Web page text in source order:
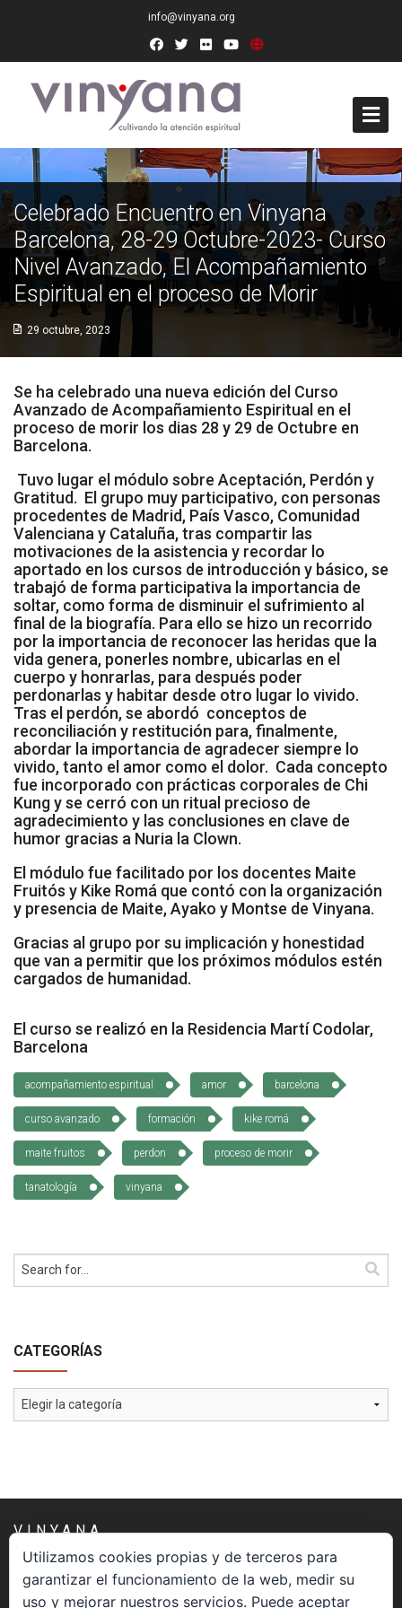
info@vinyana.org
Acceso
Conócenos
Socios Fundadores
Junta Directiva
Presidencia de Honor
Socios de Número
Colaboramos con
Formaciones
Nuestra propuesta de formación
Realizadas
Acompañamiento
Noticias
Vídeos
Contacto
Cómo Colaborar
Celebrado Encuentro en Vinyana
Barcelona, 28-29 Octubre-2023- Curso
Nivel Avanzado, El Acompañamiento
Espiritual en el proceso de Morir
29 octubre, 2023
Se ha celebrado una nueva edición del Curso
Avanzado de Acompañamiento Espiritual en el
proceso de morir los dias 28 y 29 de Octubre en
Barcelona.
Tuvo lugar el módulo sobre Aceptación, Perdón y
Gratitud. El grupo muy participativo, con personas
procedentes de Madrid, País Vasco, Comunidad
Valenciana y Cataluña, tras compartir las
motivaciones de la asistencia y recordar lo
aportado en los cursos de introducción y básico, se
trabajó de forma participativa la importancia de
soltar, como forma de disminuir el sufrimiento al
final de la biografía. Para ello se hizo un recorrido
por la importancia de reconocer las heridas que la
vida genera, ponerles nombre, ubicarlas en el
cuerpo y honrarlas, para después poder
perdonarlas y habitar desde otro lugar lo vivido.
Tras el perdón, se abordó conceptos de
reconciliación y restitución para, finalmente,
abordar la importancia de agradecer siempre lo
vivido, tanto el amor como el dolor. Cada concepto
fue incorporado con prácticas corporales de Chi
Kung y se cerró con un ritual precioso de
agradecimiento y las conclusiones en clave de
humor gracias a Nuria la Clown.
El módulo fue facilitado por los docentes Maite
Fruitós y Kike Romá que contó con la organización
y presencia de Maite, Ayako y Montse de Vinyana.
Gracias al grupo por su implicación y honestidad
que van a permitir que los próximos módulos estén
cargados de humanidad.
El curso se realizó en la Residencia Martí Codolar,
Barcelona
acompañamiento espiritual amor barcelona
curso avanzado formación kike romá
maite fruitos perdon proceso de morir
tanatología vinyana
CATEGORÍAS
Categorías
VINYANA
Una asociación constituida sin ánimo de lucro cuya misión
es atender los aspectos espirituales relacionados con el
Utilizamos cookies propias y de terceros para
garantizar el funcionamiento de la web, medir su
uso y mejorar nuestros servicios. Puede aceptar